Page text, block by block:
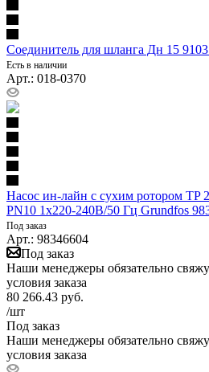
Соединитель для шланга Дн 15 9103
Есть в наличии
Арт.: 018-0370
Насос ин-лайн с сухим ротором TP
PN10 1х220-240В/50 Гц Grundfos
Под заказ
Арт.: 98346604
Под заказ
Наши менеджеры обязательно
условия заказа
80 266.43 руб.
/шт
Под заказ
Наши менеджеры обязательно
условия заказа